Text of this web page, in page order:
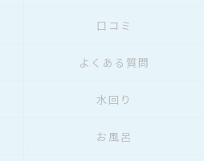
口コミ
よくある質問
水回り
お風呂